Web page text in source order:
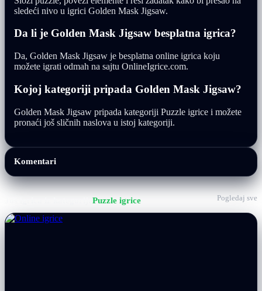
sledeći nivo u igrici Golden Mask Jigsaw.
Da li je Golden Mask Jigsaw besplatna igrica?
Da, Golden Mask Jigsaw je besplatna online igrica koju
možete igrati odmah na sajtu OnlineIgrice.com.
Kojoj kategoriji pripada Golden Mask Jigsaw?
Golden Mask Jigsaw pripada kategoriji Puzzle igrice i možete
pronaći još sličnih naslova u istoj kategoriji.
Komentari
Puzzle igrice Pogledaj sve